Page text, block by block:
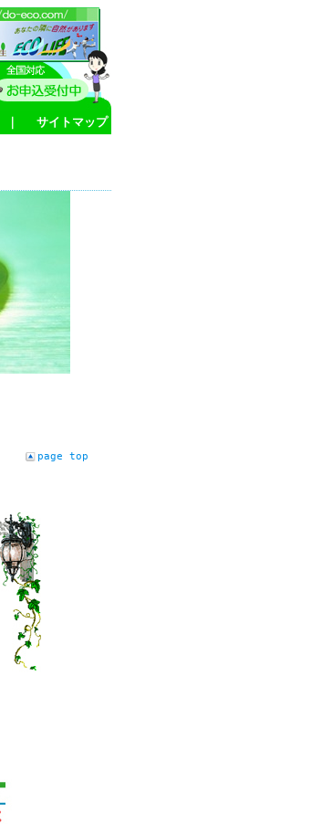
サイトマップ
page top